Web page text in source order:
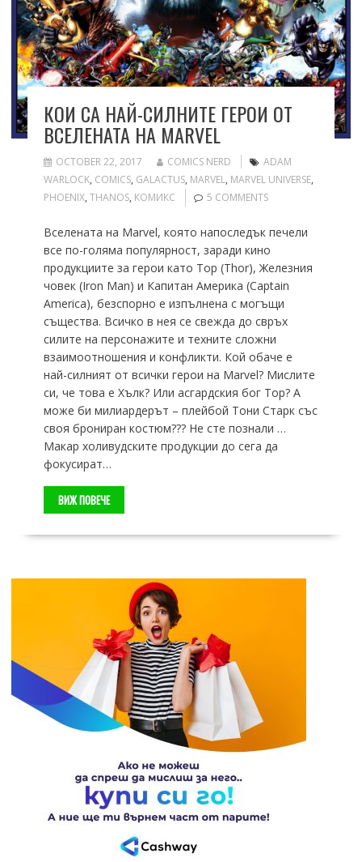
КОИ СА НАЙ-СИЛНИТЕ ГЕРОИ ОТ
ВСЕЛЕНАТА НА MARVEL
OCTOBER 22, 2017 COMICS NERD
ADAM
WARLOCK, COMICS, GALACTUS, MARVEL, MARVEL UNIVERSE,
PHOENIX, THANOS, КОМИКС 5 COMMENTS
Вселената на Marvel, която напоследък печели
все по-голяма популярност, заради кино
продукциите за герои като Тор (Thor), Железния
човек (Iron Man) и Капитан Америка (Captain
America), безспорно е изпълнена с могъщи
същества. Всичко в нея се свежда до свръх
силите на персонажите и техните сложни
взаимоотношения и конфликти. Кой обаче е
най-силният от всички герои на Marvel? Мислите
си, че това е Хълк? Или асгардския бог Тор? А
може би милиардерът – плейбой Тони Старк със
своя брониран костюм??? Не сте познали …
Макар холивудските продукции до сега да
фокусират…
ВИЖ ПОВЕЧЕ